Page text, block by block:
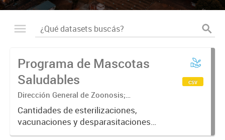
Programa de Mascotas
Saludables
Dirección General de Zoonosis;
Subsecretaría de Contralor ambiental;
Secretaría de Ambiente y Desarrollo
sustentable
Cantidades de esterilizaciones,
vacunaciones y desparasitaciones
realizadas a mascotas ordenadas
csv